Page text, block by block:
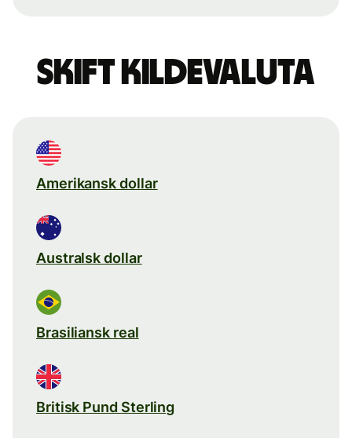
Skift kildevaluta
Amerikansk dollar
Australsk dollar
Brasiliansk real
Britisk Pund Sterling